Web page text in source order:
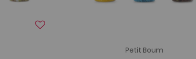
Petit Boum